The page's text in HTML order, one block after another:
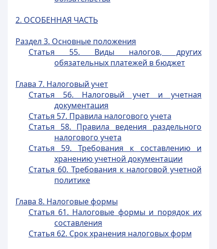
2. ОСОБЕННАЯ ЧАСТЬ
Раздел 3. Основные положения
Статья 55. Виды налогов, других
обязательных платежей в бюджет
Глава 7. Налоговый учет
Статья 56. Налоговый учет и учетная
документация
Статья 57. Правила налогового учета
Статья 58. Правила ведения раздельного
налогового учета
Статья 59. Требования к составлению и
хранению учетной документации
Статья 60. Требования к налоговой учетной
политике
Глава 8. Налоговые формы
Статья 61. Налоговые формы и порядок их
составления
Статья 62. Срок хранения налоговых форм